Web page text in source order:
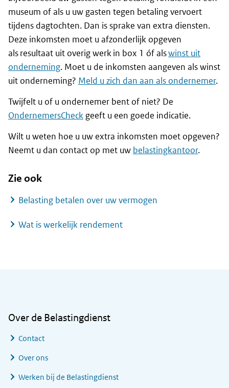
museum of als u uw gasten tegen betaling vervoert
tijdens dagtochten. Dan is sprake van extra diensten.
Deze inkomsten moet u afzonderlijk opgeven
als resultaat uit overig werk in box 1 óf alswinst uit
onderneming. Moet u de inkomsten aangeven als winst
uit onderneming? Meld u zich dan aan als ondernemer.
Twijfelt u of u ondernemer bent of niet? De
OndernemersCheck geeft u een goede indicatie.
Wilt u weten hoe u uw extra inkomsten moet opgeven?
Neemt u dan contact op met uw belastingkantoor.
Zie ook
Belasting betalen over uw vermogen
Wat is werkelijk rendement
Over de Belastingdienst
Contact
Over ons
Werken bij de Belastingdienst